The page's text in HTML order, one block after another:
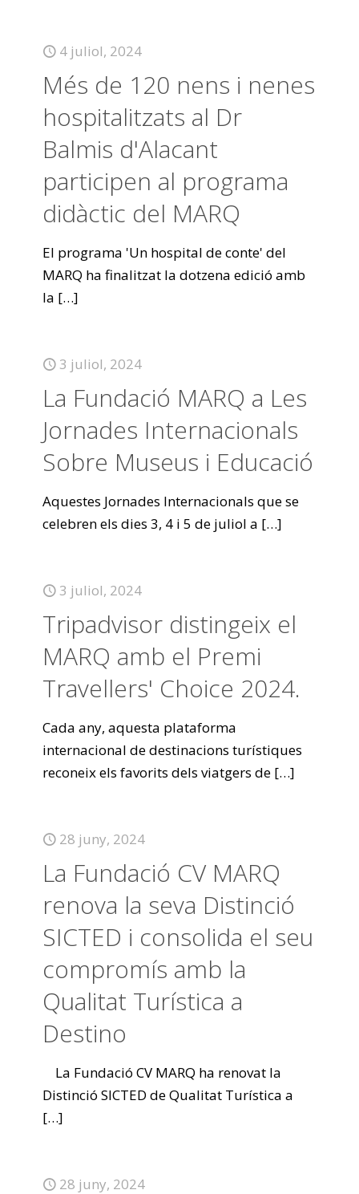
4 juliol, 2024
Més de 120 nens i nenes
hospitalitzats al Dr
Balmis d'Alacant
participen al programa
didàctic del MARQ
El programa 'Un hospital de conte' del
MARQ ha finalitzat la dotzena edició amb
la […]
3 juliol, 2024
La Fundació MARQ a Les
Jornades Internacionals
Sobre Museus i Educació
Aquestes Jornades Internacionals que se
celebren els dies 3, 4 i 5 de juliol a […]
3 juliol, 2024
Tripadvisor distingeix el
MARQ amb el Premi
Travellers' Choice 2024.
Cada any, aquesta plataforma
internacional de destinacions turístiques
reconeix els favorits dels viatgers de […]
28 juny, 2024
La Fundació CV MARQ
renova la seva Distinció
SICTED i consolida el seu
compromís amb la
Qualitat Turística a
Destino
La Fundació CV MARQ ha renovat la
Distinció SICTED de Qualitat Turística a
[…]
28 juny, 2024